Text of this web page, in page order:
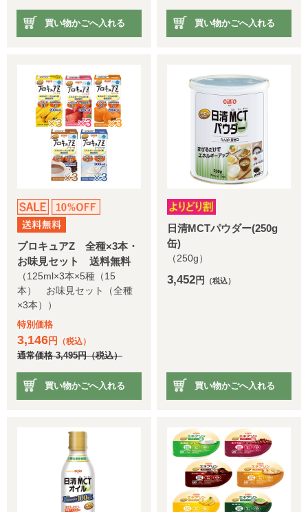
買い物かごへ入れる 買い物かごへ入れる
プロキュアZ 全種×3本・
お味見セット 送料無料
（125ml×3本×5種（15
本） お味見セット（全種
×3本））
特別価格
3,146円 （税込）
通常価格3,495円（税込）
買い物かごへ入れる
日清MCTパウダー(250g
缶)
（250g）
3,452 円 （税込）
買い物かごへ入れる